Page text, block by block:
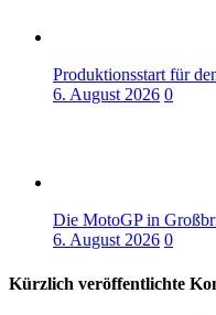
Produktionsstart für
6. August 2026 0
Die MotoGP in
6. August 2026 0
Kürzlich veröffentlichte